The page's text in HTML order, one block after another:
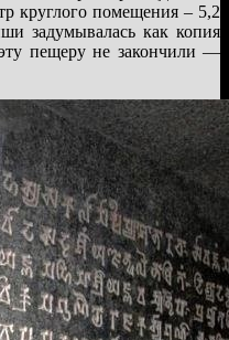
круглого помещения – 5,2
задумывалась как копия
пещеру не закончили —